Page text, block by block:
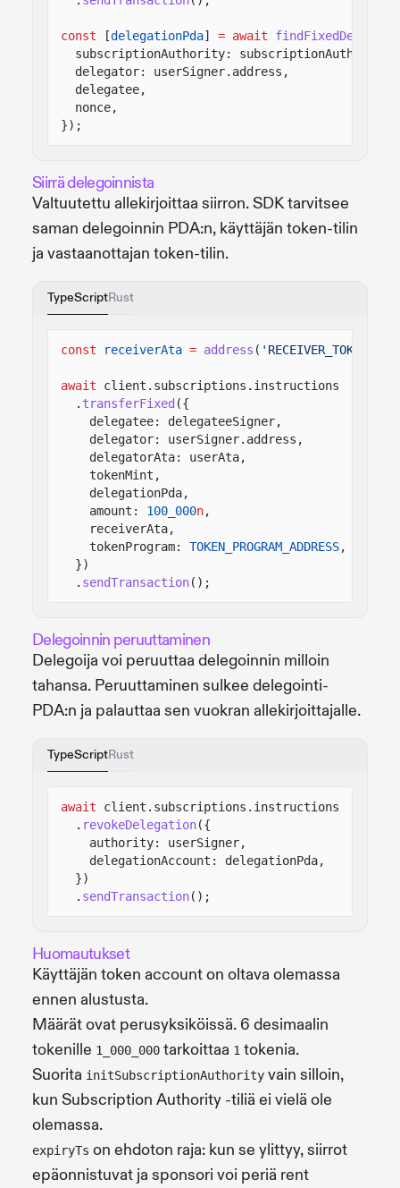
const [delegationPda] = await
subscriptionAuthority:
delegator: userSigner.address,
delegatee,
nonce,
});
Siirrä delegoinnista
Valtuutettu allekirjoittaa siirron. SDK tarvitsee
saman delegoinnin PDA:n, käyttäjän token-tilin
ja vastaanottajan token-tilin.
TypeScriptRust
const receiverAta = address (
await
client.subscriptions.instructions
. transferFixed ({
delegatee: delegateeSigner,
delegator: userSigner.address,
delegatorAta: userAta,
tokenMint,
delegationPda,
amount:
100_000n,
receiverAta,
tokenProgram:
TOKEN_PROGRAM_ADDRESS,
})
. sendTransaction();
Delegoinnin peruuttaminen
Delegoija voi peruuttaa delegoinnin milloin
tahansa. Peruuttaminen sulkee delegointi-
PDA:n ja palauttaa sen vuokran allekirjoittajalle.
TypeScriptRust
await
client.subscriptions.instructions
. revokeDelegation({
authority: userSigner,
delegationAccount: delegationPda,
})
. sendTransaction();
Huomautukset
Käyttäjän token account on oltava olemassa
ennen alustusta.
Määrät ovat perusyksiköissä. 6 desimaalin
tokenille 1_000_000 tarkoittaa 1 tokenia.
Suorita initSubscriptionAuthority vain silloin,
kun Subscription Authority -tiliä ei vielä ole
olemassa.
expiryTs on ehdoton raja: kun se ylittyy, siirrot
epäonnistuvat ja sponsori voi periä rent